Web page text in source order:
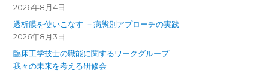
2026年8月4日
透析膜を使いこなす －病態別アプローチの実践
2026年8月3日
臨床工学技士の職能に関するワークグループ
我々の未来を考える研修会